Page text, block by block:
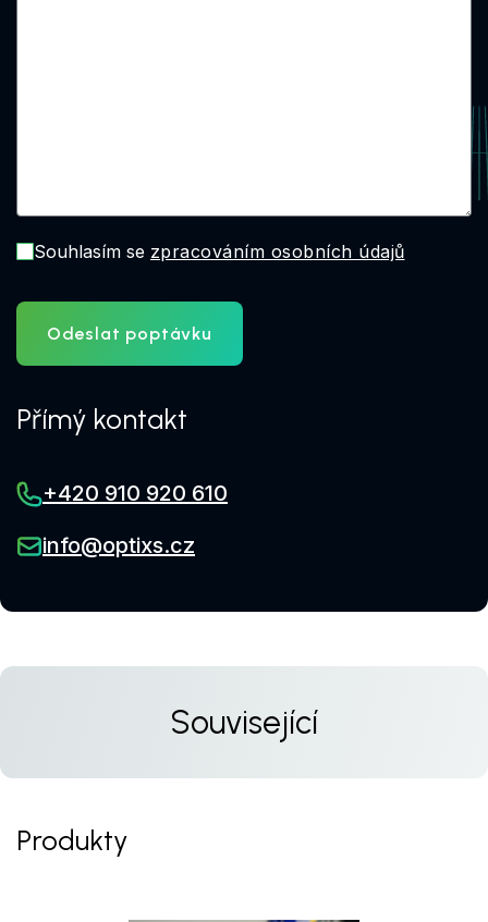
Souhlasím se zpracováním osobních údajů
Odeslat poptávku
Přímý kontakt
+420 910 920 610
info@optixs.cz
Související
Produkty